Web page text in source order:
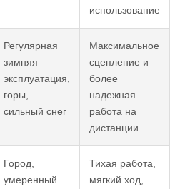
использование
Регулярная
зимняя
эксплуатация,
горы,
сильный снег
Максимальное
сцепление и
более
надежная
работа на
дистанции
Город,
умеренный
Тихая работа,
мягкий ход,